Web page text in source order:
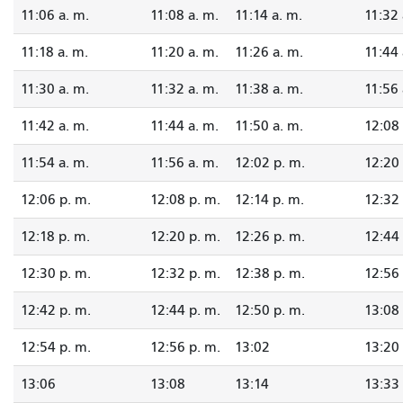
11:06 a. m. 11:08 a. m. 11:14 a. m. 11:32
11:18 a. m. 11:20 a. m. 11:26 a. m. 11:44
11:30 a. m. 11:32 a. m. 11:38 a. m. 11:56
11:42 a. m. 11:44 a. m. 11:50 a. m.
11:54 a. m. 11:56 a. m. 12:02 p. m.
12:06 p. m. 12:08 p. m. 12:14 p. m.
12:18 p. m. 12:20 p. m. 12:26 p. m.
12:30 p. m. 12:32 p. m. 12:38 p. m.
12:42 p. m. 12:44 p. m. 12:50 p. m. 13:08
12:54 p. m. 12:56 p. m. 13:02 13:20
13:06 13:08 13:14 13:33